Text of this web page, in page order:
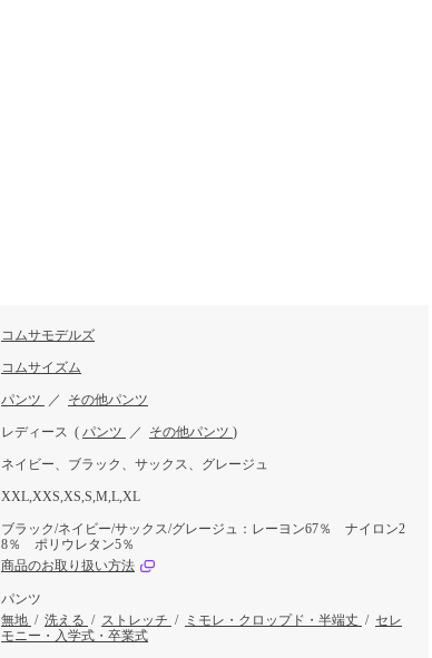
コムサモデルズ
コムサイズム
パンツ ／ その他パンツ
レディース ( パンツ ／ その他パンツ )
ネイビー、ブラック、サックス、グレージュ
XXL,XXS,XS,S,M,L,XL
ブラック/ネイビー/サックス/グレージュ：レーヨン67％ ナイロン2
8％ ポリウレタン5％
商品のお取り扱い方法
パンツ
無地 / 洗える / ストレッチ / ミモレ・クロップド・半端丈 / セレ
モニー・入学式・卒業式